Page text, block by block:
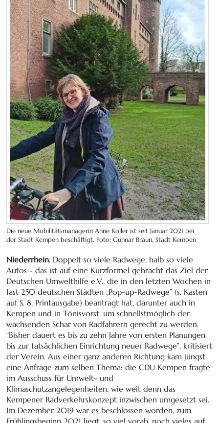
Die neue Mobilitätsmanagerin Anne Koller ist seit Januar 2021 bei
der Stadt Kempen beschäftigt. Foto: Gunnar Braun, Stadt Kempen
Niederrhein. Doppelt so viele Radwege, halb so viele
Autos - das ist auf eine Kurzformel gebracht das Ziel der
Deutschen Umwelthilfe e.V., die in den letzten Wochen in
fast 250 deutschen Städten „Pop-up-Radwege” (s. Kasten
auf S. 8, Printausgabe) beantragt hat, darunter auch in
Kempen und in Tönisvorst, um schnellstmöglich der
wachsenden Schar von Radfahrern gerecht zu werden.
“Bisher dauert es bis zu zehn Jahre von ersten Planungen
bis zur tatsächlichen Einrichtung neuer Radwege”, kritisiert
der Verein. Aus einer ganz anderen Richtung kam jüngst
eine Anfrage zum selben Thema: die CDU Kempen fragte
im Ausschuss für Umwelt- und
Klimaschutzangelegenheiten, wie weit denn das
Kempener Radverkehrskonzept inzwischen umgesetzt sei.
Im Dezember 2019 war es beschlossen worden, zum
Frühlingsbeginn 2021 liegt, so viel vorab, noch vieles auf